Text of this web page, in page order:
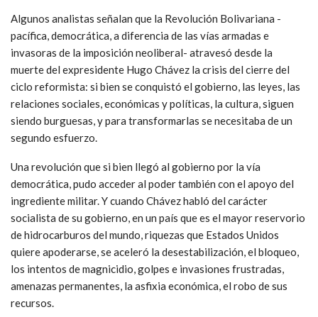
Algunos analistas señalan que la Revolución Bolivariana -
pacífica, democrática, a diferencia de las vías armadas e
invasoras de la imposición neoliberal- atravesó desde la
muerte del expresidente Hugo Chávez la crisis del cierre del
ciclo reformista: si bien se conquistó el gobierno, las leyes, las
relaciones sociales, económicas y políticas, la cultura, siguen
siendo burguesas, y para transformarlas se necesitaba de un
segundo esfuerzo.
Una revolución que si bien llegó al gobierno por la vía
democrática, pudo acceder al poder también con el apoyo del
ingrediente militar. Y cuando Chávez habló del carácter
socialista de su gobierno, en un país que es el mayor reservorio
de hidrocarburos del mundo, riquezas que Estados Unidos
quiere apoderarse, se aceleró la desestabilización, el bloqueo,
los intentos de magnicidio, golpes e invasiones frustradas,
amenazas permanentes, la asfixia económica, el robo de sus
recursos.